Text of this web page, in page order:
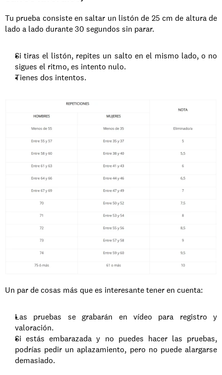
Tu prueba consiste en saltar un listón de 25 cm de altura de
lado a lado durante 30 segundos sin parar.
Si tiras el listón, repites un salto en el mismo lado, o no
sigues el ritmo, es intento nulo.
Tienes dos intentos.
Un par de cosas más que es interesante tener en cuenta:
Las pruebas se grabarán en vídeo para registro y
valoración.
Si estás embarazada y no puedes hacer las pruebas,
podrías pedir un aplazamiento, pero no puede alargarse
demasiado.